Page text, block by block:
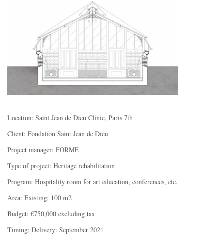
Location: Saint Jean de Dieu Clinic, Paris 7th
Client: Fondation Saint Jean de Dieu
Project manager: FORME
Type of project: Heritage rehabilitation
Program: Hospitality room for art education, conferences, etc.
Area: Existing: 100 m2
Budget: €750,000 excluding tax
Timing: Delivery: September 2021